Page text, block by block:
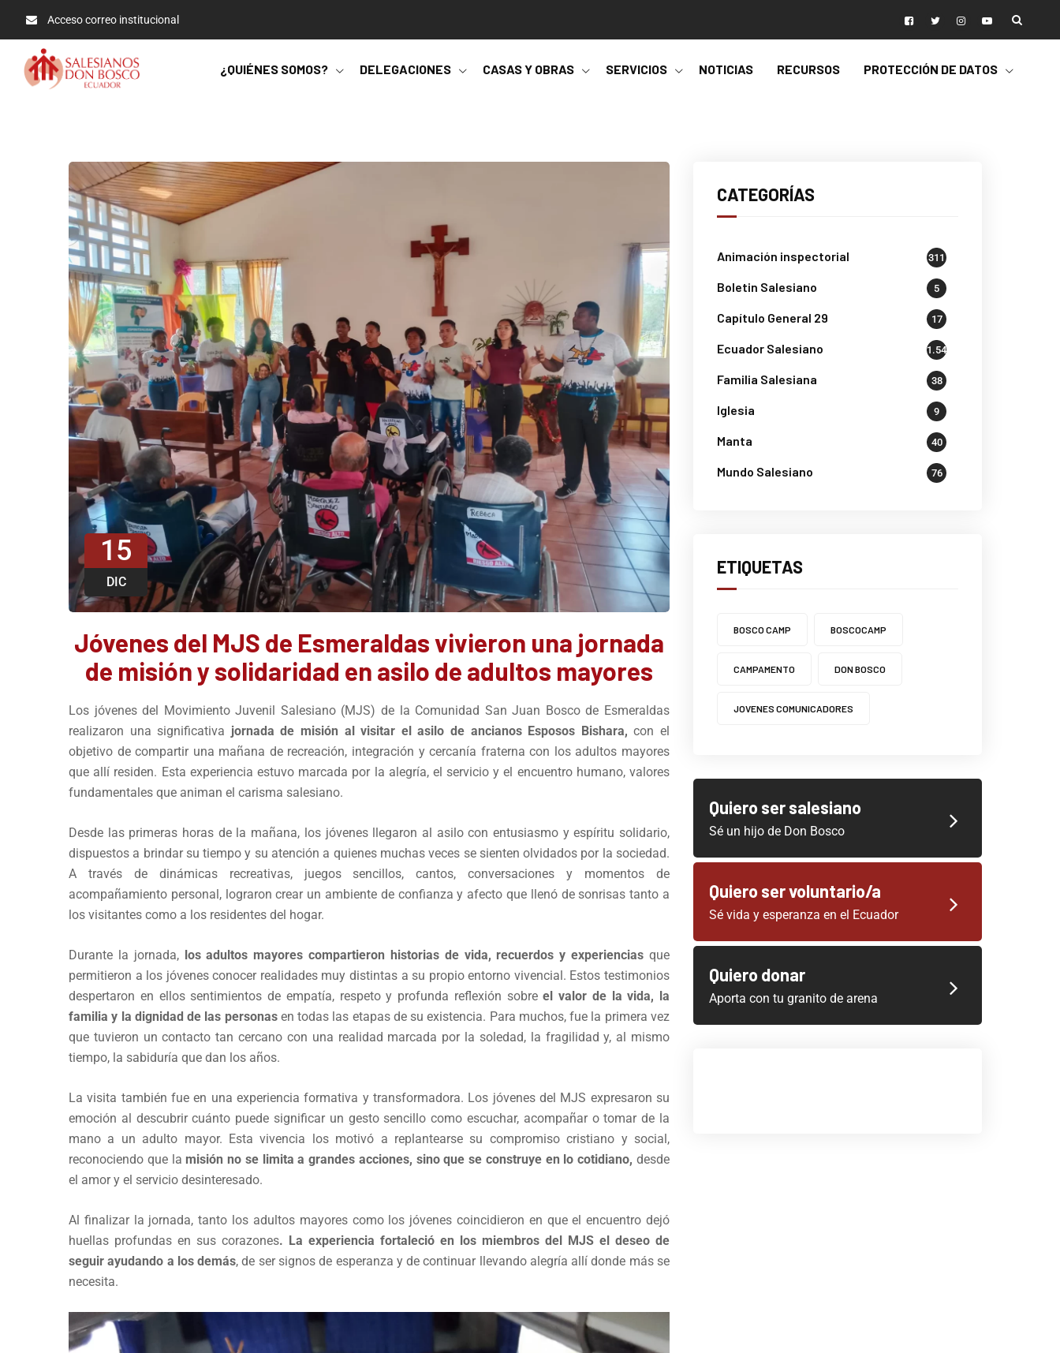
Acceso correo institucional
¿QUIÉNES SOMOS? DELEGACIONES CASAS Y OBRAS SERVICIOS NOTICIAS RECURSOS PROTECCIÓN DE DATOS
15
DIC
Jóvenes del MJS de Esmeraldas vivieron una jornada
de misión y solidaridad en asilo de adultos mayores
Los jóvenes del Movimiento Juvenil Salesiano (MJS) de la Comunidad San Juan Bosco de Esmeraldas
realizaron una significativa jornada de misión al visitar el asilo de ancianos Esposos Bishara, con el
objetivo de compartir una mañana de recreación, integración y cercanía fraterna con los adultos mayores
que allí residen. Esta experiencia estuvo marcada por la alegría, el servicio y el encuentro humano, valores
fundamentales que animan el carisma salesiano.
Desde las primeras horas de la mañana, los jóvenes llegaron al asilo con entusiasmo y espíritu solidario,
dispuestos a brindar su tiempo y su atención a quienes muchas veces se sienten olvidados por la sociedad.
A través de dinámicas recreativas, juegos sencillos, cantos, conversaciones y momentos de
acompañamiento personal, lograron crear un ambiente de confianza y afecto que llenó de sonrisas tanto a
los visitantes como a los residentes del hogar.
Durante la jornada, los adultos mayores compartieron historias de vida, recuerdos y experienciasque
permitieron a los jóvenes conocer realidades muy distintas a su propio entorno vivencial. Estos testimonios
despertaron en ellos sentimientos de empatía, respeto y profunda reflexión sobreel valor de la vida, la
familia y la dignidad de las personasen todas las etapas de su existencia. Para muchos, fue la primera vez
que tuvieron un contacto tan cercano con una realidad marcada por la soledad, la fragilidad y, al mismo
tiempo, la sabiduría que dan los años.
La visita también fue en una experiencia formativa y transformadora. Los jóvenes del MJS expresaron su
emoción al descubrir cuánto puede significar un gesto sencillo como escuchar, acompañar o tomar de la
mano a un adulto mayor. Esta vivencia los motivó a replantearse su compromiso cristiano y social,
reconociendo que la misión no se limita a grandes acciones, sino que se construye en lo cotidiano, desde
el amor y el servicio desinteresado.
Al finalizar la jornada, tanto los adultos mayores como los jóvenes coincidieron en que el encuentro dejó
huellas profundas en sus corazones. La experiencia fortaleció en los miembros del MJS el deseo de
seguir ayudando a los demás, de ser signos de esperanza y de continuar llevando alegría allí donde más se
necesita.
CATEGORÍAS
Animación inspectorial 311
Boletin Salesiano 5
Capítulo General 29 17
Ecuador Salesiano 1.541
Familia Salesiana 38
Iglesia 9
Manta 40
Mundo Salesiano 76
ETIQUETAS
BOSCO CAMP BOSCOCAMP
CAMPAMENTO DON BOSCO
JOVENES COMUNICADORES
Quiero ser salesiano
Sé un hijo de Don Bosco
Quiero ser voluntario/a
Sé vida y esperanza en el Ecuador
Quiero donar
Aporta con tu granito de arena